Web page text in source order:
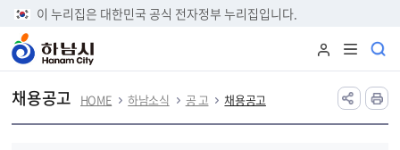
본문 바로가기
이 누리집은 대한민국 공식 전자정부 누리집입니다.
채용공고 HOME 하남소식 공 고 채용공고